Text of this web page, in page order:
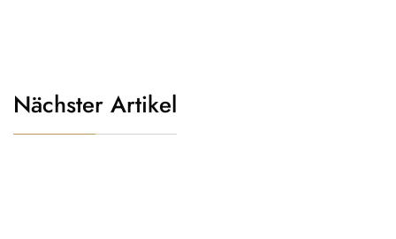
Nächster Artikel